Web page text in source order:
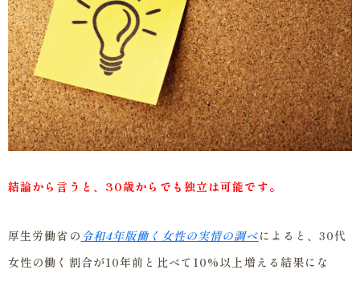
結論から言うと、30歳からでも独立は可能です。
厚生労働省の 令和4年版働く女性の実情の調べによると、30代
女性の働く割合が10年前と比べて10%以上増える結果にな